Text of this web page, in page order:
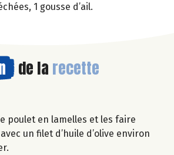
1 gousse d’ail.
de la recette
poulet en lamelles et les faire
un filet d’huile d’olive environ